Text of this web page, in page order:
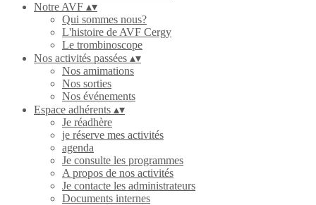
Notre AVF ▴▾
Qui sommes nous?
L'histoire de AVF Cergy
Le trombinoscope
Nos activités passées ▴▾
Nos amimations
Nos sorties
Nos événements
Espace adhérents ▴▾
Je réadhère
je réserve mes activités
agenda
Je consulte les programmes
A propos de nos activités
Je contacte les administrateurs
Documents internes